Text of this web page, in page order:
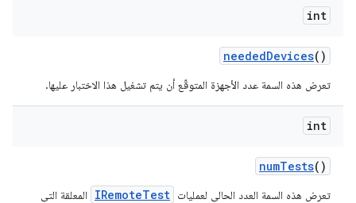
int
neededDevices()
تعرض هذه السمة عدد الأجهزة المتوقّع أن يتم تشغيل هذا الاختبار عليها.
int
numTests()
تعرض هذه السمة العدد الحالي لعمليات IRemoteTest
المعلقة التي